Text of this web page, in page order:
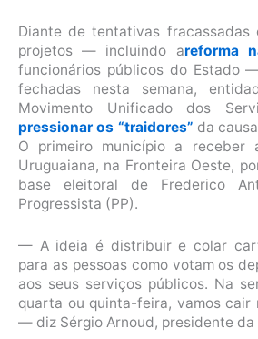
Diante de tentativas fracassadas
projetos — incluindo areforma
funcionários públicos do Estado
fechadas nesta semana,
Movimento Unificado dos
pressionar os “traidores” da
O primeiro município a receber
Uruguaiana, na Fronteira Oeste,
base eleitoral de Frederico
Progressista (PP).
— A ideia é distribuir e colar
para as pessoas como votam os
aos seus serviços públicos. Na
quarta ou quinta-feira, vamos cair
— diz Sérgio Arnoud, presidente da